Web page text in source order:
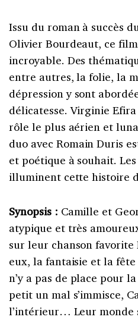
Issu du roman à succès
Olivier Bourdeaut, ce film
incroyable. Des
entre autres, la folie, la
dépression y sont
délicatesse. Virginie
rôle le plus aérien et
duo avec Romain Duris
et poétique à souhait.
illuminent cette histoire
Synopsis : Camille et
atypique et très
sur leur chanson favorite
eux, la fantaisie et la
n’y a pas de place pour
petit un mal s’immisce,
l’intérieur… Leur monde